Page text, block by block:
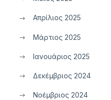
Απρίλιος 2025
Μάρτιος 2025
Ιανουάριος 2025
Δεκέμβριος 2024
Νοέμβριος 2024